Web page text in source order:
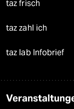
taz frisch
taz zahl ich
taz lab Infobrief